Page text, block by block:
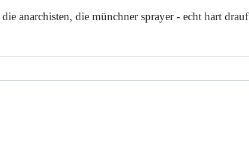
anarchisten, die münchner sprayer - echt hart drauf